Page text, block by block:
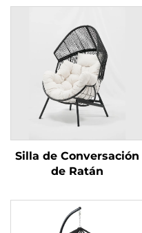
Silla de Conversación
de Ratán